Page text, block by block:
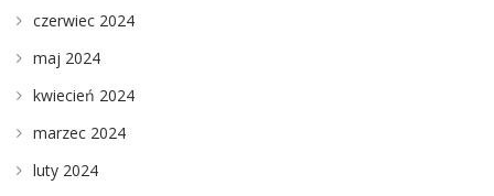
czerwiec 2024
maj 2024
kwiecień 2024
marzec 2024
luty 2024